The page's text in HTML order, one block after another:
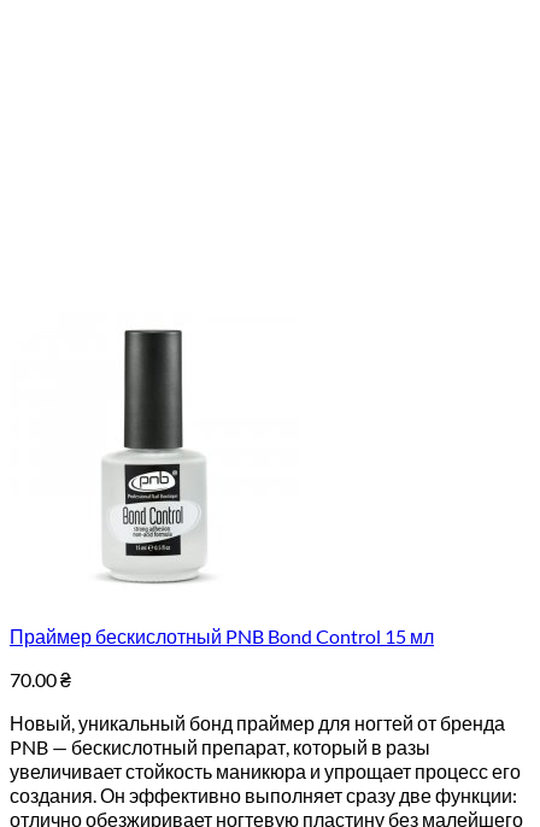
Праймер бескислотный PNB Bond Control 15 мл
70.00₴
Новый, уникальный бонд праймер для ногтей от бренда
PNB — бескислотный препарат, который в разы
увеличивает стойкость маникюра и упрощает процесс его
создания. Он эффективно выполняет сразу две функции:
отлично обезжиривает ногтевую пластину без малейшего